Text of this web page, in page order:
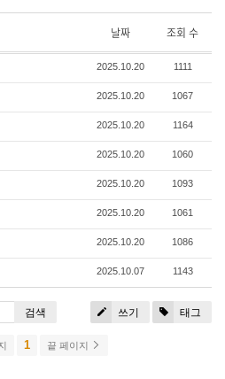
날짜 조회 수
2025.10.20 1111
2025.10.20 1067
2025.10.20 1164
2025.10.20 1060
2025.10.20 1093
2025.10.20 1061
2025.10.20 1086
2025.10.07 1143
쓰기 태그
검색
1 끝 페이지